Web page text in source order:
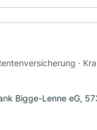
·
Bigge-Lenne eG,